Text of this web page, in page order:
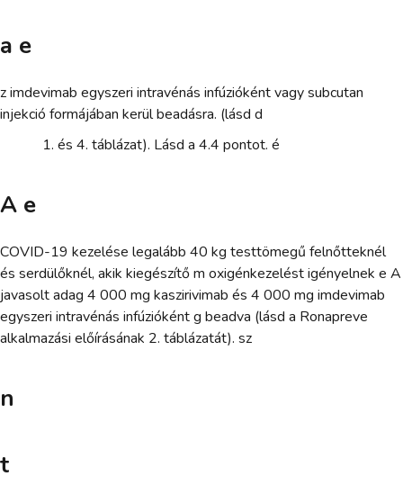
a e
z imdevimab egyszeri intravénás infúzióként vagy subcutan
injekció formájában kerül beadásra. (lásd d
és 4. táblázat). Lásd a 4.4 pontot. é
A e
COVID-19 kezelése legalább 40 kg testtömegű felnőtteknél
és serdülőknél, akik kiegészítő m oxigénkezelést igényelnek e A
javasolt adag 4 000 mg kaszirivimab és 4 000 mg imdevimab
egyszeri intravénás infúzióként g beadva (lásd a Ronapreve
alkalmazási előírásának 2. táblázatát). sz
n
t